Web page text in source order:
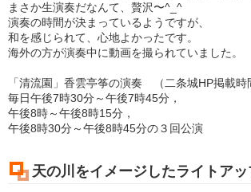
まさか生演奏だなんて、贅沢〜^_^
演奏の時間が決まっているようですが、
和を感じられて、心地よかったです。
海外の方が演奏中に動画を撮られていました。
「清流園」香雲亭筝の演奏 （二条城HP掲載時
毎日午後7時30分～午後7時45分，
午後8時～午後8時15分，
午後8時30分～午後8時45分の３回公演
天の川をイメージしたライトアッ